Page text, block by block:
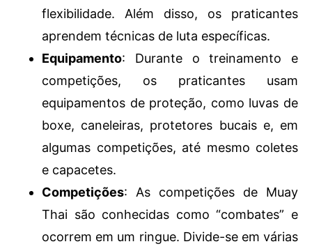
flexibilidade. Além disso, os praticantes
aprendem técnicas de luta específicas.
Equipamento: Durante o treinamento e
competições, os praticantes usam
equipamentos de proteção, como luvas de
boxe, caneleiras, protetores bucais e, em
algumas competições, até mesmo coletes
e capacetes.
Competições: As competições de Muay
Thai são conhecidas como “combates” e
ocorrem em um ringue. Divide-se em várias